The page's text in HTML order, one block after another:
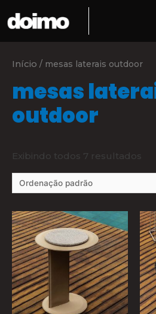
Início / mesas laterais outdoor
mesas
outdoor
Exibindo todos 7 resultados